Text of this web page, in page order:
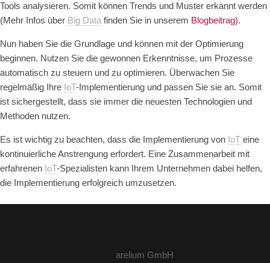
Tools analysieren. Somit können Trends und Muster erkannt werden
(Mehr Infos über Big Datafinden Sie in unserem Blogbeitrag).
Nun haben Sie die Grundlage und können mit der Optimierung
beginnen. Nutzen Sie die gewonnen Erkenntnisse, um Prozesse
automatisch zu steuern und zu optimieren. Überwachen Sie
regelmäßig Ihre IoT-Implementierung und passen Sie sie an. Somit
ist sichergestellt, dass sie immer die neuesten Technologien und
Methoden nutzen.
Es ist wichtig zu beachten, dass die Implementierung von IoT eine
kontinuierliche Anstrengung erfordert. Eine Zusammenarbeit mit
erfahrenen IoT-Spezialisten kann Ihrem Unternehmen dabei helfen,
die Implementierung erfolgreich umzusetzen.
arelium GmbH